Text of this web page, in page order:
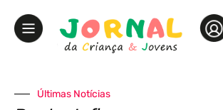
Últimas Notícias